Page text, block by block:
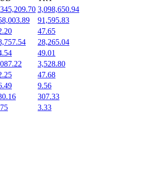
3,098,650.94
91,595.83
47.65
28,265.04
49.01
3,528.80
47.68
9.56
307.33
3.33